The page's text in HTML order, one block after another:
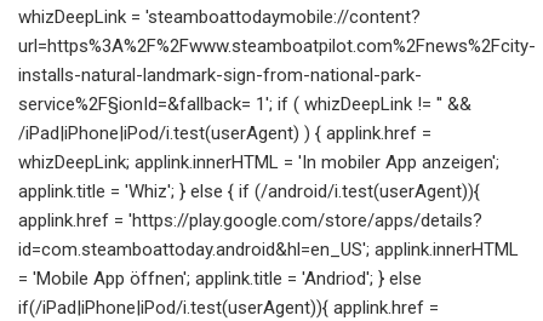
whizDeepLink = 'steamboattodaymobile://content?
url=https%3A%2F%2Fwww.steamboatpilot.com%2Fnews%2Fcity-
installs-natural-landmark-sign-from-national-park-
service%2F§ionId=&fallback= 1'; if ( whizDeepLink != '' &&
/iPad|iPhone|iPod/i.test(userAgent) ) { applink.href =
whizDeepLink; applink.innerHTML = 'In mobiler App anzeigen';
applink.title = 'Whiz'; } else { if (/android/i.test(userAgent)){
applink.href = 'https://play.google.com/store/apps/details?
id=com.steamboattoday.android&hl=en_US'; applink.innerHTML
= 'Mobile App öffnen'; applink.title = 'Andriod'; } else
if(/iPad|iPhone|iPod/i.test(userAgent)){ applink.href =